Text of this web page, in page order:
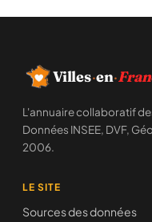
Villes·en·
L'annuaire collaboratif
Données INSEE, DVF,
2006.
LE SITE
Sources des données